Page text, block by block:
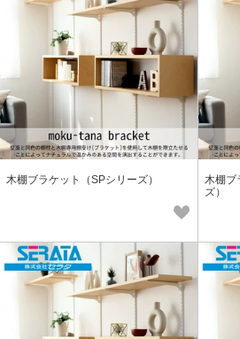
木棚ブラケット（SPシリーズ）
木棚ブ
ズ）